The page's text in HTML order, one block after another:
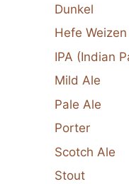
Dunkel
Hefe Weizen
IPA (Indian
Mild Ale
Pale Ale
Porter
Scotch Ale
Stout